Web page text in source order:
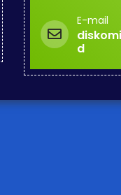
E-mail
d